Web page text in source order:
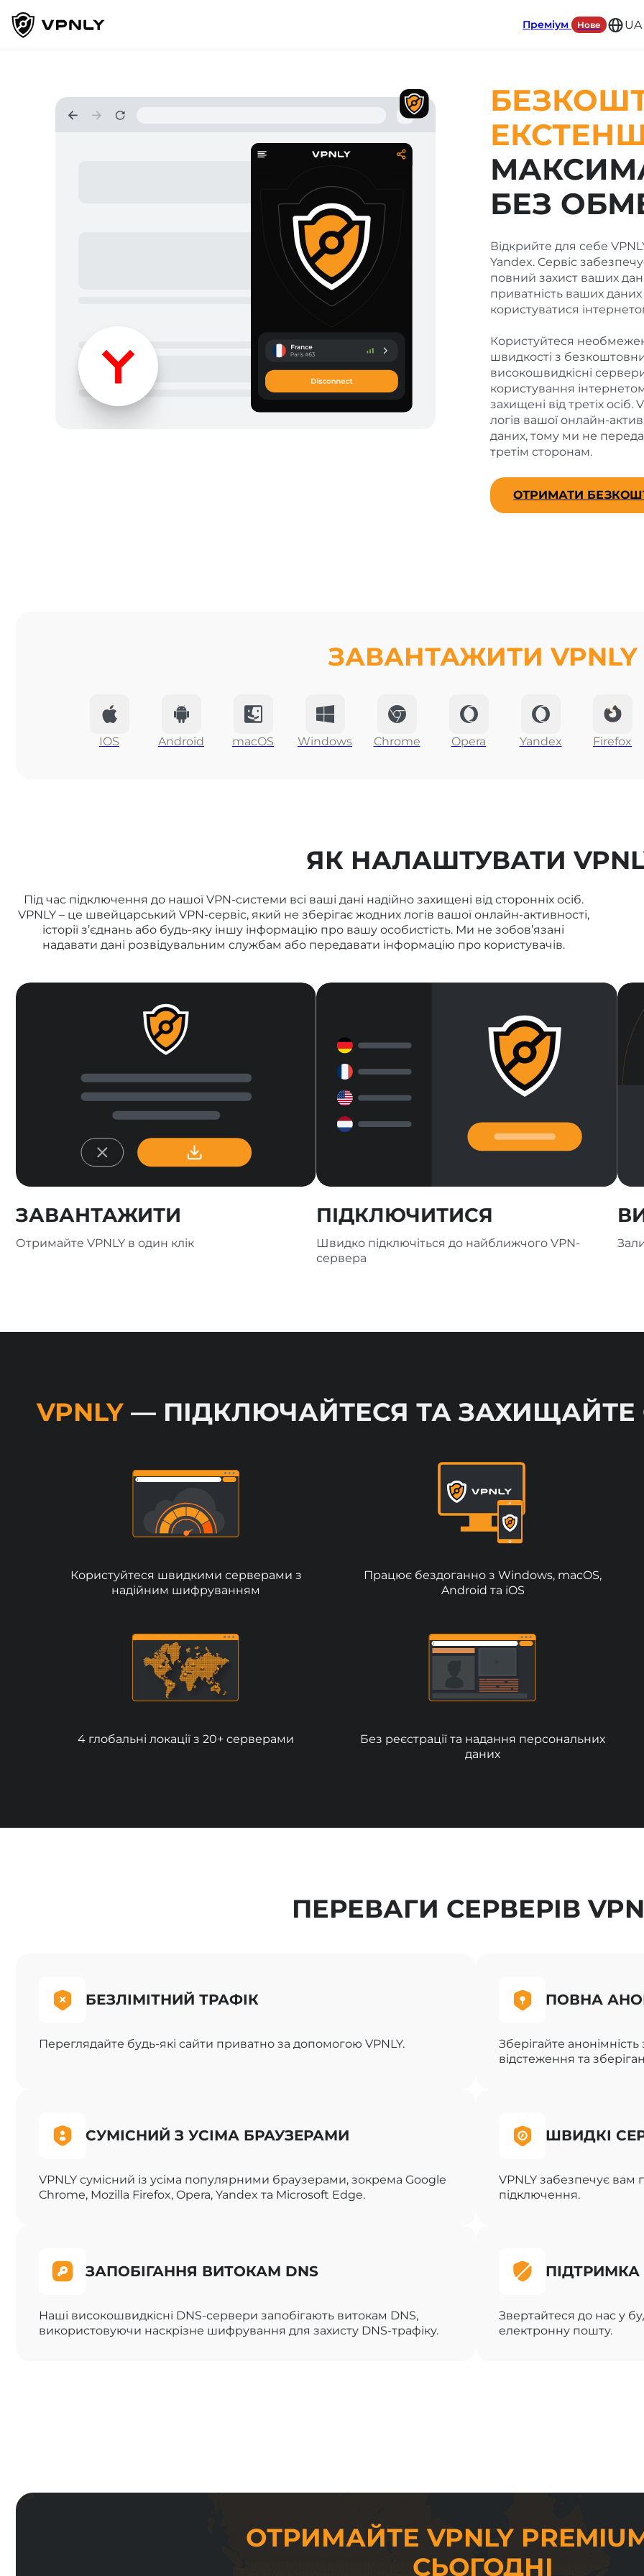
Преміум Нове UA
Продукти
DOWNLOAD
БЕЗ
Відкрийте для себе
Yandex. Сервіс
повний захист ваших
приватність ваших
користуватися
Користуйтеся
швидкості з
високошвидкісні
користування
захищені від третіх
логів вашої онлайн-
даних, тому ми не
третім сторонам.
ОТРИМАТИ
ЗАВАНТАЖИТИ VPNLY
IOS Android macOS Windows Chrome Opera Yandex Firefox
ЯК НАЛАШТУВАТИ
Під час підключення до нашої VPN-системи всі ваші дані надійно захищені від сторонніх осіб.
VPNLY – це швейцарський VPN-сервіс, який не зберігає жодних логів вашої онлайн-активності,
історії з’єднань або будь-яку іншу інформацію про вашу особистість. Ми не зобов’язані
надавати дані розвідувальним службам або передавати інформацію про користувачів.
ЗАВАНТАЖИТИ
Отримайте VPNLY в один клік
ПІДКЛЮЧИТИСЯ
Швидко підключіться до найближчого VPN-
сервера
VPNLY — ПІДКЛЮЧАЙТЕСЯ ТА ЗАХИЩАЙТЕ
Користуйтеся швидкими серверами з
надійним шифруванням
Працює бездоганно з Windows, macOS,
Android та iOS
4 глобальні локації з 20+ серверами
Без реєстрації та надання персональних
даних
ПЕРЕВАГИ СЕРВЕРІВ
БЕЗЛІМІТНИЙ ТРАФІК
Переглядайте будь-які сайти приватно за допомогою VPNLY.
ПОВНА
Зберігайте
відстеження та
СУМІСНИЙ З УСІМА БРАУЗЕРАМИ
VPNLY сумісний із усіма популярними браузерами, зокрема Google
Chrome, Mozilla Firefox, Opera, Yandex та Microsoft Edge.
ШВИДКІ
VPNLY забезпечує вам
підключення.
ЗАПОБІГАННЯ ВИТОКАМ DNS
Наші високошвидкісні DNS-сервери запобігають витокам DNS,
використовуючи наскрізне шифрування для захисту DNS-трафіку.
ПІДТРИМКА
Звертайтеся до нас у
електронну пошту.
ОТРИМАЙТЕ VPNLY
СЬОГОДНІ